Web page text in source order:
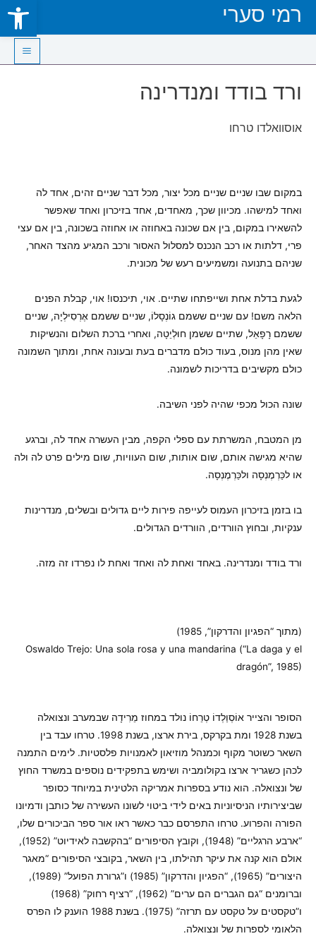
Open toolbar
Skip
רמי סערי
Main
ורד בודד ומנדרינה
אוסוואלדו טרחו
במקום שבו שניים שניים מכל יצור, מכל דבר שניים זהים, אחד לה
ואחד למישהו. מכיוון שכך, מאחדים, אחד בזיכרון ואחד שאפשר
להשאירו במקום, בין אם שכונה באחוזה או אחוזה בשכונה, בין אם עצי
פרי, דלתות או רכב הנכנס למסלול האסור ורכב המגיע מהצד האחר,
שניהם בתנועה ומשמיעים רעש של מכונית.
לגעת בדלת אחת ושייפתחו שתיים. אוי, תיכנסו! אוי, קבלת הפנים
הלאה משם! עם שניים ששמם גוֹנְסָלוֹ, שניים ששמם אֶרְסִילְיָה, שניים
ששמם רָפָאֵל, שתיים ששמן חוּלְיֵטָה, ואחרי ברכת השלום והנשיקות
שאין מהן מנוס, בעוד כולם מדברים בעת ובעונה אחת, ומתוך השמונה
כולם מקשיבים בדריכות לשמונה.
שונה הכול מכפי שהיה לפני השיבה.
מן המטבח, המשרתת עם ספלי הקפה, מבין העשרה אחד לה, וברגע
שהיא מגישה אותם, שום אותות, שום העוויות, שום מילים פרט לה ולה
או לכַּרְמֶנְסָה ולכַּרְמֶנְסָה.
בו בזמן בזיכרון העמוס לעייפה פירות ליים גדולים ובשלים, מנדרינות
ענקיות, ובחוץ הוורדים, הוורדים הגדולים.
ורד בודד ומנדרינה. באחד ואחת לה ואחד ואחת לו נפרדו זה מזה.
(מתוך “הפגיון והדרקון”, 1985)
Oswaldo Trejo: Una sola rosa y una mandarina (“La daga y el
dragón”, 1985)
הסופר והצייר אוֹסְוַלְדוֹ טְרֵחוֹ נולד במחוז מֵרִידָה שבמערב ונצואלה
בשנת 1928 ומת בקרקס, בירת ארצו, בשנת 1998. טרחו עבד בין
השאר כשוטר מקוף וכמנהל מוזיאון לאמנויות פלסטיות. לימים התמנה
לכהן כשגריר ארצו בקולומביה ושימש בתפקידים נוספים במשרד החוץ
של ונצואלה. הוא נודע בספרות אמריקה הלטינית במיוחד כסופר
שביצירותיו הניסיוניות באים לידי ביטוי לשונו העשירה של כותבן ודמיונו
הפורה והפרוע. טרחו התפרסם כבר כאשר ראו אור ספר הביכורים שלו,
“ארבע הרגליים” (1948), וקובץ הסיפורים “בהקשבה לאידיוט” (1952),
אולם הוא קנה את עיקר תהילתו, בין השאר, בקובצי הסיפורים “מאגר
היצורים” (1965), “הפגיון והדרקון” (1985) ו”גרורת הפועל” (1989),
וברומנים “גם הגברים הם ערים” (1962), “רציף רחוק” (1968)
ו”טקסטים על טקסט עם תרזה” (1975). בשנת 1988 הוענק לו הפרס
הלאומי לספרות של ונצואלה.